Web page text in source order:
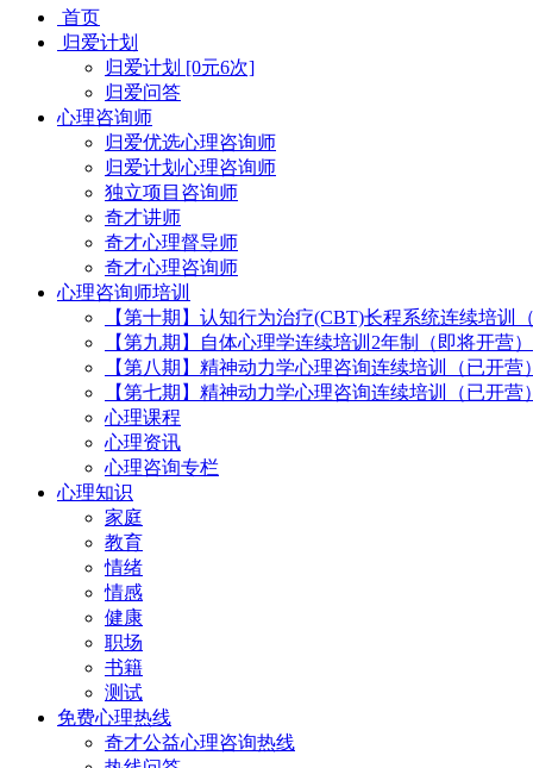
首页
归爱计划
归爱计划 [0元6次]
归爱问答
心理咨询师
归爱优选心理咨询师
归爱计划心理咨询师
独立项目咨询师
奇才讲师
奇才心理督导师
奇才心理咨询师
心理咨询师培训
【第十期】认知行为治疗(CBT)长程系统连续培训
【第九期】自体心理学连续培训2年制（即将开营）
【第八期】精神动力学心理咨询连续培训（已开营）
【第七期】精神动力学心理咨询连续培训（已开营）
心理课程
心理资讯
心理咨询专栏
心理知识
家庭
教育
情绪
情感
健康
职场
书籍
测试
免费心理热线
奇才公益心理咨询热线